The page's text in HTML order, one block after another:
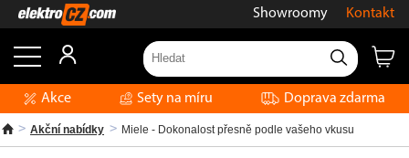
Showroomy Kontakt
Akce Sety na míru Doprava zdarma
Akční nabídky Miele - Dokonalost přesně podle vašeho vkusu